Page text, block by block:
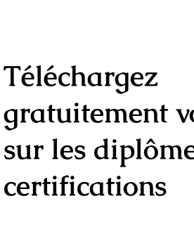
Téléchargez
gratuitement
sur les
certifications